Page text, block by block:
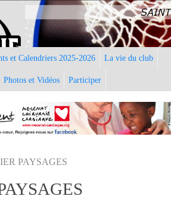
et Calendriers 2025-2026 La vie du club
Photos et Vidéos Participer
PAYSAGES